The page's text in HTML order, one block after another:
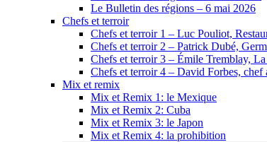
Le Bulletin des régions – 6 mai 2026
Chefs et terroir
Chefs et terroir 1 – Luc Pouliot,
Chefs et terroir 2 – Patrick Dubé,
Chefs et terroir 3 – Émile Tremblay,
Chefs et terroir 4 – David Forbes,
Mix et remix
Mix et Remix 1: le Mexique
Mix et Remix 2: Cuba
Mix et Remix 3: le Japon
Mix et Remix 4: la prohibition